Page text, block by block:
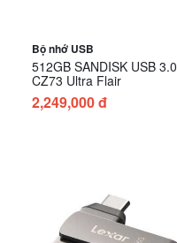
Bộ nhớ USB
512GB SANDISK USB 3.0
CZ73 Ultra Flair
2,249,000 đ